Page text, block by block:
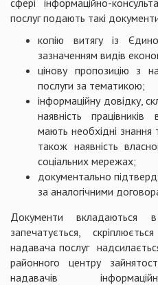
сфері інформаційно-
послуг подають такі
копію витягу із
зазначенням видів
цінову пропозицію з
послуги за тематикою;
інформаційну довідку,
наявність працівників
мають необхідні знання
також наявність
соціальних мережах;
документально
за аналогічними
Документи вкладаються
запечатується,
надавача послуг
районного центру
надавачів